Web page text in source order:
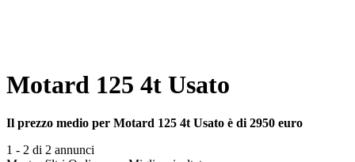
Motard 125 4t Usato
Il prezzo medio per Motard 125 4t Usato è di 2950 euro
1 - 2 di 2 annunci